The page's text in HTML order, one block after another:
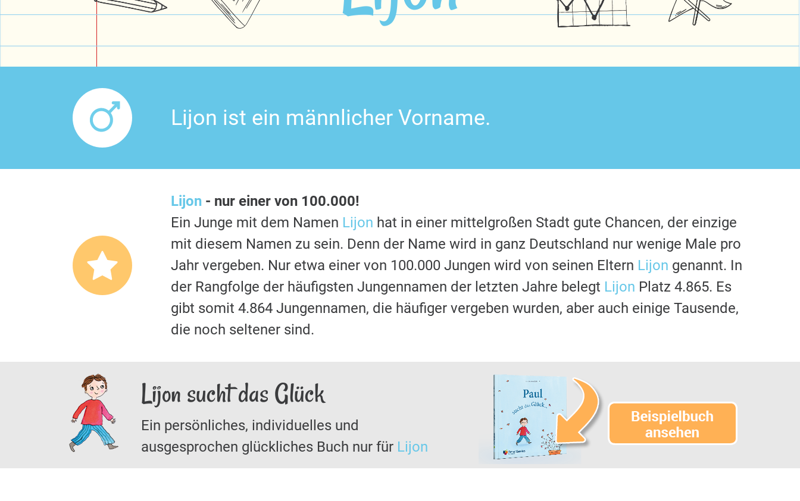
Lijon ist ein männlicher Vorname.
Lijon - nur einer von 100.000!
Ein Junge mit dem Namen Lijon hat in einer mittelgroßen Stadt gute Chancen, der einzige
mit diesem Namen zu sein. Denn der Name wird in ganz Deutschland nur wenige Male pro
Jahr vergeben. Nur etwa einer von 100.000 Jungen wird von seinen Eltern Lijon genannt. In
der Rangfolge der häufigsten Jungennamen der letzten Jahre belegt Lijon Platz 4.865. Es
gibt somit 4.864 Jungennamen, die häufiger vergeben wurden, aber auch einige Tausende,
die noch seltener sind.
Lijon sucht das Glück
Ein persönliches, individuelles und
ausgesprochen glückliches Buch nur für Lijon